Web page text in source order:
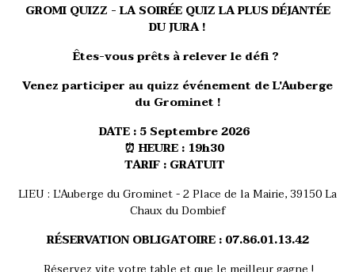
GROMI QUIZZ - LA SOIRÉE QUIZ LA PLUS DÉJANTÉE
DU JURA !
Êtes-vous prêts à relever le défi ?
Venez participer au quizz événement de L'Auberge
du Grominet !
DATE : 5 Septembre 2026
⏰ HEURE : 19h30
TARIF : GRATUIT
LIEU : L'Auberge du Grominet - 2 Place de la Mairie, 39150 La
Chaux du Dombief
RÉSERVATION OBLIGATOIRE : 07.86.01.13.42